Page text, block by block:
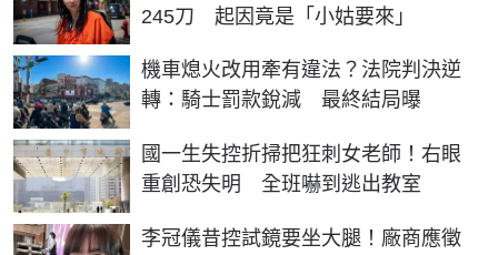
245刀 起因竟是「小姑要來」
機車熄火改用牽有違法？法院判決逆
轉：騎士罰款銳減 最終結局曝
國一生失控折掃把狂刺女老師！右眼
重創恐失明 全班嚇到逃出教室
李冠儀昔控試鏡要坐大腿！廠商應徵